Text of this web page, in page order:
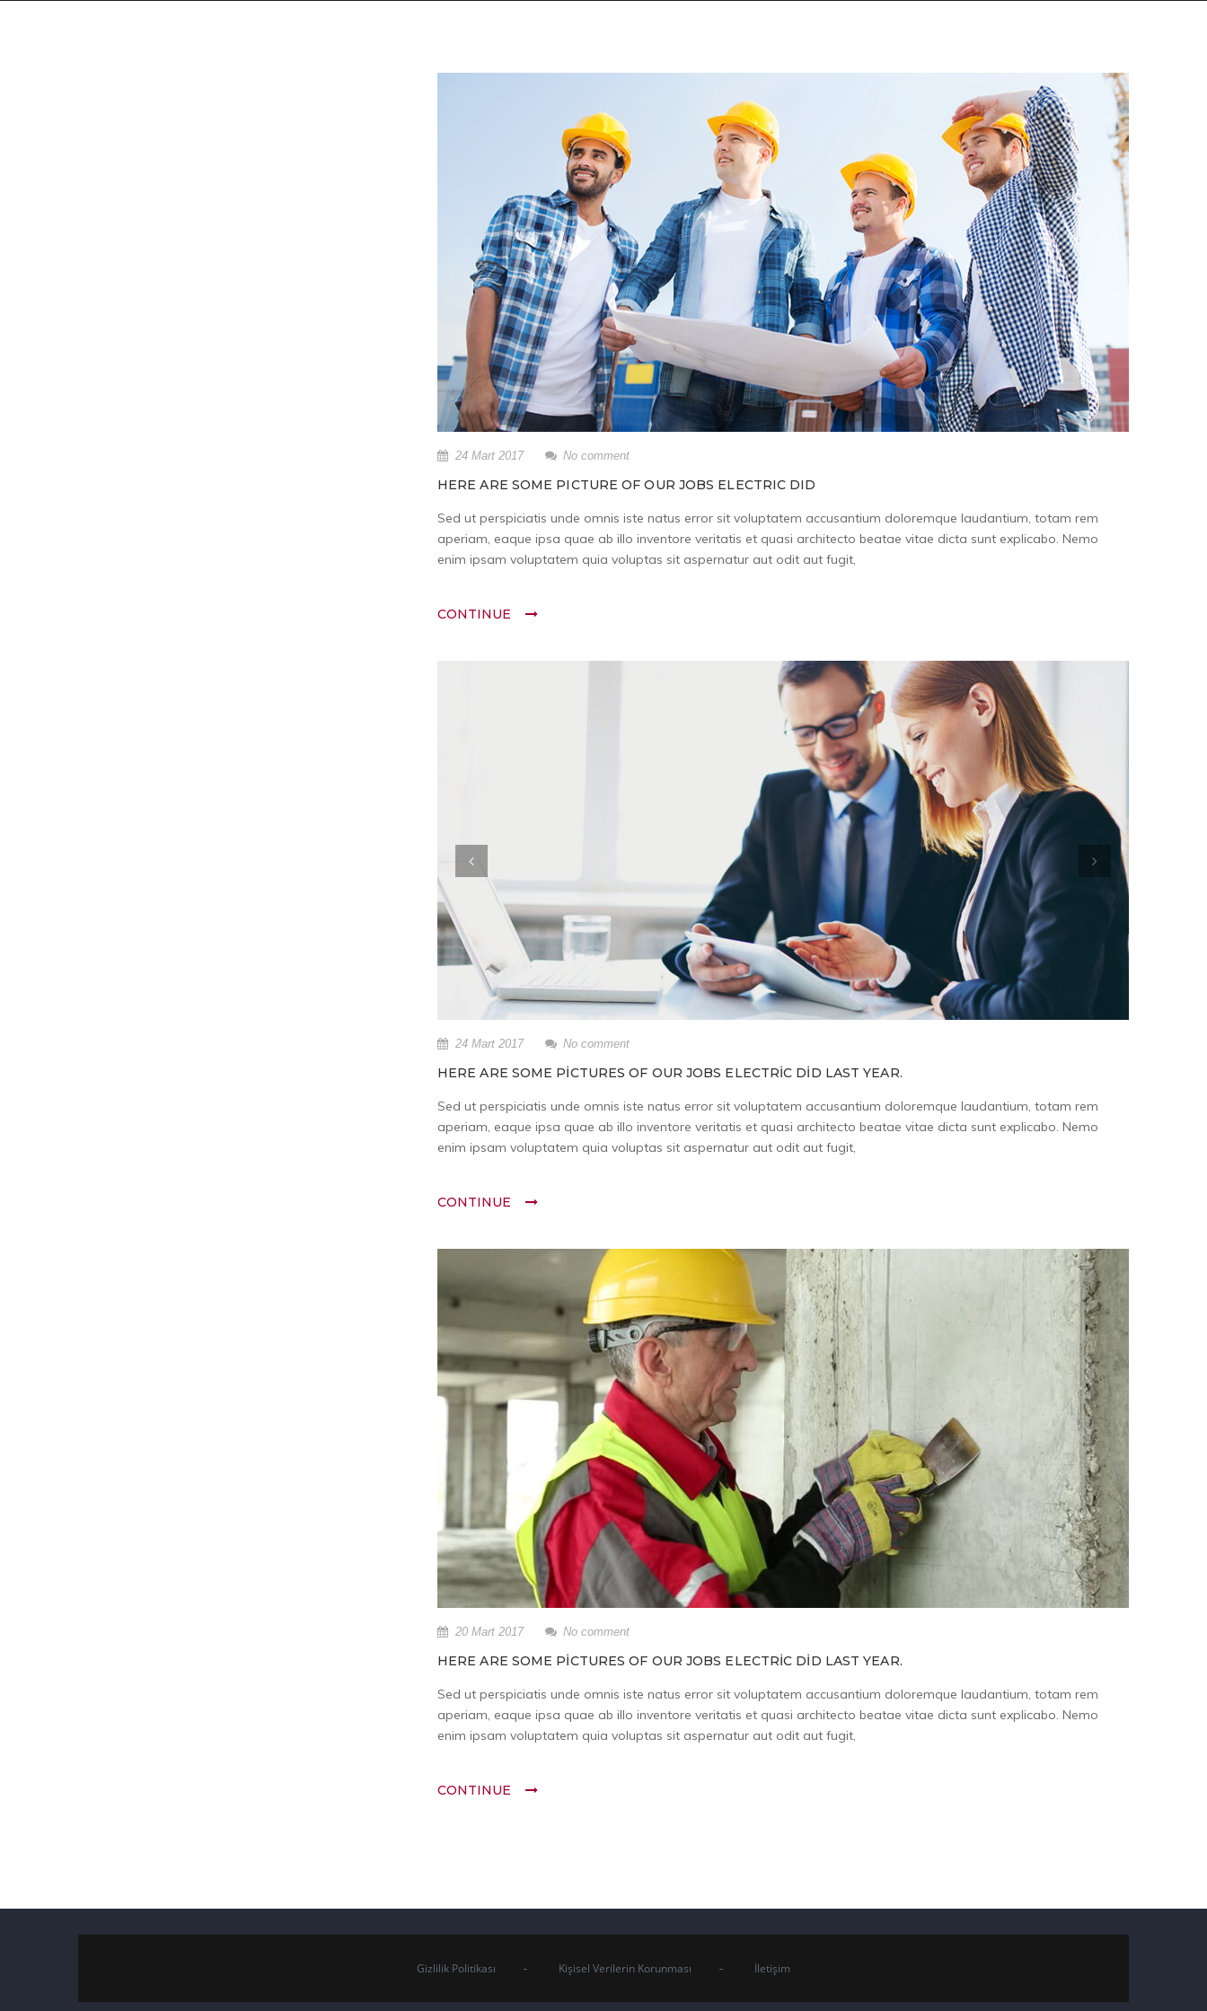
24 Mart 2017 No comment
HERE ARE SOME PICTURE OF OUR JOBS ELECTRIC DID
Sed ut perspiciatis unde omnis iste natus error sit voluptatem accusantium doloremque laudantium, totam rem
aperiam, eaque ipsa quae ab illo inventore veritatis et quasi architecto beatae vitae dicta sunt explicabo. Nemo
enim ipsam voluptatem quia voluptas sit aspernatur aut odit aut fugit,
CONTINUE
24 Mart 2017 No comment
HERE ARE SOME PICTURES OF OUR JOBS ELECTRIC DID LAST YEAR.
Sed ut perspiciatis unde omnis iste natus error sit voluptatem accusantium doloremque laudantium, totam rem
aperiam, eaque ipsa quae ab illo inventore veritatis et quasi architecto beatae vitae dicta sunt explicabo. Nemo
enim ipsam voluptatem quia voluptas sit aspernatur aut odit aut fugit,
CONTINUE
20 Mart 2017 No comment
HERE ARE SOME PICTURES OF OUR JOBS ELECTRIC DID LAST YEAR.
Sed ut perspiciatis unde omnis iste natus error sit voluptatem accusantium doloremque laudantium, totam rem
aperiam, eaque ipsa quae ab illo inventore veritatis et quasi architecto beatae vitae dicta sunt explicabo. Nemo
enim ipsam voluptatem quia voluptas sit aspernatur aut odit aut fugit,
CONTINUE
Gizlilik Politikası Kişisel Verilerin Korunması İletişim